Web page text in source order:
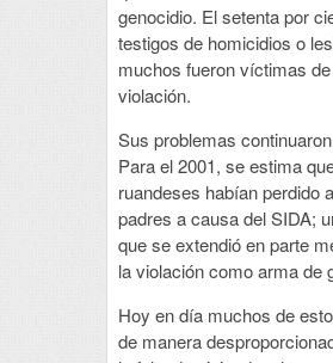
genocidio. El setenta por
testigos de homicidios o
muchos fueron víctimas
violación.
Sus problemas
Para el 2001, se estima
ruandeses habían perdido
padres a causa del SIDA;
que se extendió en parte
la violación como arma de
Hoy en día muchos de
de manera